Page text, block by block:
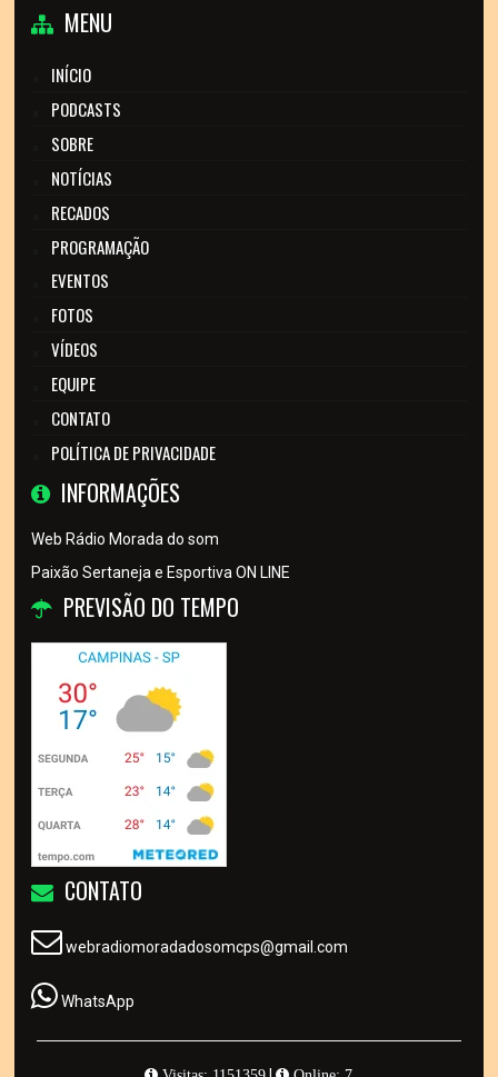
MENU
INÍCIO
PODCASTS
SOBRE
NOTÍCIAS
RECADOS
PROGRAMAÇÃO
EVENTOS
FOTOS
VÍDEOS
EQUIPE
CONTATO
POLÍTICA DE PRIVACIDADE
INFORMAÇÕES
Web Rádio Morada do som
Paixão Sertaneja e Esportiva ON LINE
PREVISÃO DO TEMPO
CONTATO
webradiomoradadosomcps@gmail.com
WhatsApp